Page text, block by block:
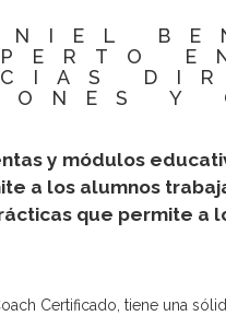
Y
y módulos
a los alumnos
que permite a
Certificado, tiene una